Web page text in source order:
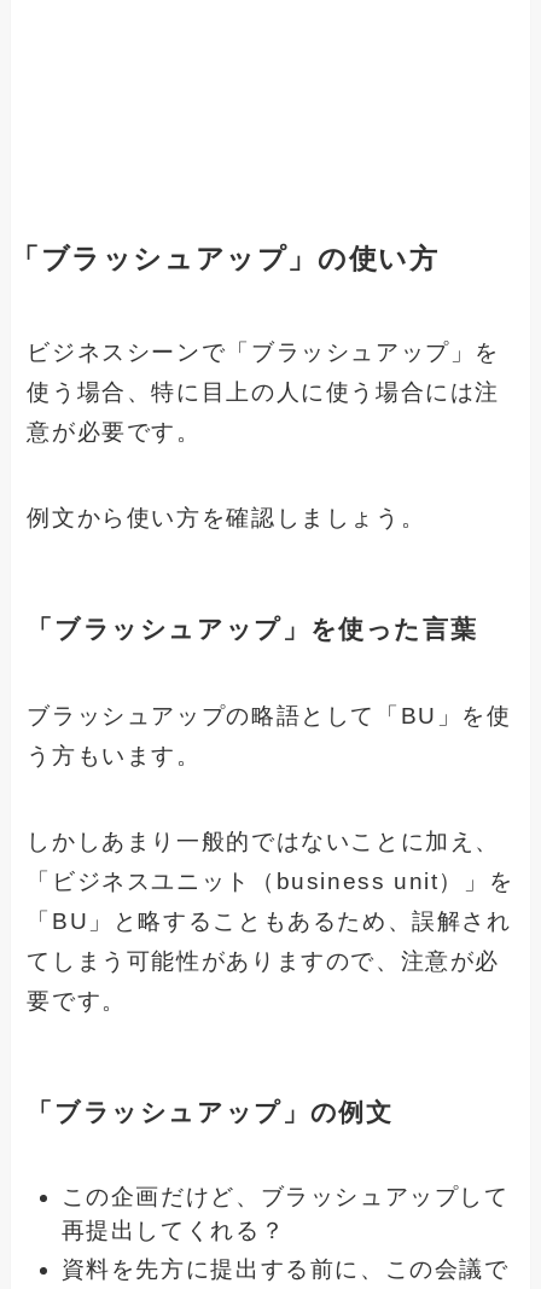
「ブラッシュアップ」の使い方
ビジネスシーンで「ブラッシュアップ」を
使う場合、特に目上の人に使う場合には注
意が必要です。
例文から使い方を確認しましょう。
「ブラッシュアップ」を使った言葉
ブラッシュアップの略語として「BU」を使
う方もいます。
しかしあまり一般的ではないことに加え、
「ビジネスユニット（business unit）」を
「BU」と略することもあるため、誤解され
てしまう可能性がありますので、注意が必
要です。
「ブラッシュアップ」の例文
この企画だけど、ブラッシュアップして
再提出してくれる？
資料を先方に提出する前に、この会議で